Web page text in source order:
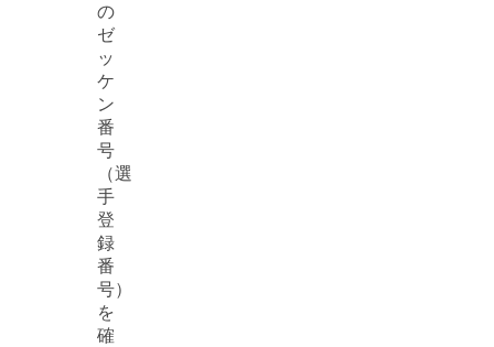
の
ゼ
ッ
ケ
ン
番
号
（選
手
登
録
番
号）
を
確